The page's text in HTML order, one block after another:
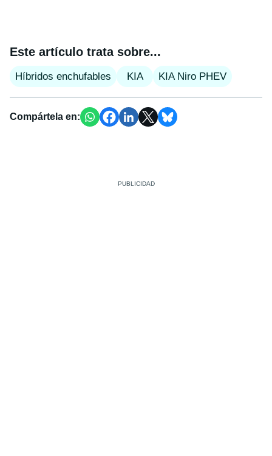
Este artículo trata sobre...
Híbridos enchufables KIA KIA Niro PHEV
Compártela en: